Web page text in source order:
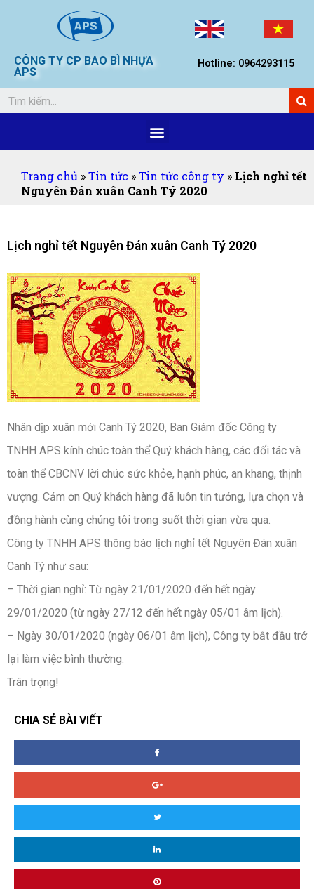
CÔNG TY CP BAO BÌ NHỰA
APS
Hotline: 0964293115
Trang chủ »Tin tức »Tin tức công ty » Lịch nghỉ tết
Nguyên Đán xuân Canh Tý 2020
Lịch nghỉ tết Nguyên Đán xuân Canh Tý 2020
Nhân dịp xuân mới Canh Tý 2020, Ban Giám đốc Công ty
TNHH APS kính chúc toàn thể Quý khách hàng, các đối tác và
toàn thể CBCNV lời chúc sức khỏe, hạnh phúc, an khang, thịnh
vượng. Cảm ơn Quý khách hàng đã luôn tin tưởng, lựa chọn và
đồng hành cùng chúng tôi trong suốt thời gian vừa qua.
Công ty TNHH APS thông báo lịch nghỉ tết Nguyên Đán xuân
Canh Tý như sau:
– Thời gian nghỉ: Từ ngày 21/01/2020 đến hết ngày
29/01/2020 (từ ngày 27/12 đến hết ngày 05/01 âm lịch).
– Ngày 30/01/2020 (ngày 06/01 âm lịch), Công ty bắt đầu trở
lại làm việc bình thường.
Trân trọng!
CHIA SẺ BÀI VIẾT